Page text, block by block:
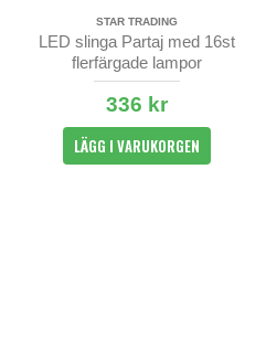
STAR TRADING
LED slinga Partaj med 16st
flerfärgade lampor
336 kr
LÄGG I VARUKORGEN